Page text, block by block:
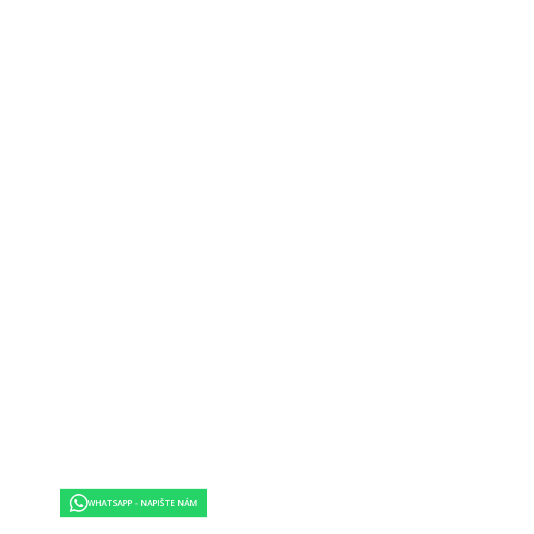
a večeře.
pláži jsou nabízeny vodní sporty jako např. vodní skútr (částečně od místních poskytovatelů). Zábava pro dospělé: animační program s
služby jsou závislé na ročním období a na místních klimatických podmínkách. Jazyky: angličtina. Kreditní karty: American Express.
balkónem, internetem (zdarma), sejfem (zdarma) a satelit.TV a také centrálně řízenou klimatizací (od června do září).
balkónem, internetem (zdarma), sejfem (zdarma) a satelit.TV a také centrálně řízenou klimatizací (od června do září). Koupelna se
balkónem, internetem (zdarma), sejfem (zdarma) a satelit.TV a také centrálně řízenou klimatizací (od června do září). Koupelna se
balkónem, internetem (zdarma), sejfem (zdarma) a satelit.TV a také centrálně řízenou klimatizací (od června do září). Koupelna se
(zdarma), sejfem (zdarma) a satelit.TV a také centrálně řízenou klimatizací (od června do září). Koupelna se sprchou.
internetem (zdarma), sejfem (zdarma) a satelit.TV a také centrálně řízenou klimatizací (od června do září).
(za poplatek), internetem (zdarma), sejfem (zdarma) a satelit.TV a také centrálně řízenou klimatizací (od června do září).
WHATSAPP - NAPIŠTE NÁM